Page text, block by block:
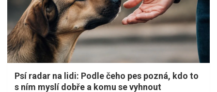
Psí radar na lidi: Podle čeho pes pozná, kdo to
s ním myslí dobře a komu se vyhnout